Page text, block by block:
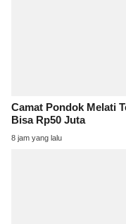
Camat Pondok Melati
Bisa Rp50 Juta
8 jam yang lalu